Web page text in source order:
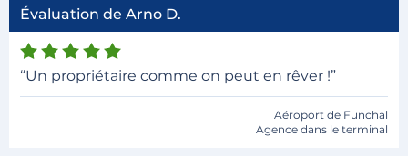
Évaluation de Arno D.
“Un propriétaire comme on peut en rêver !”
Aéroport de Funchal
Agence dans le terminal